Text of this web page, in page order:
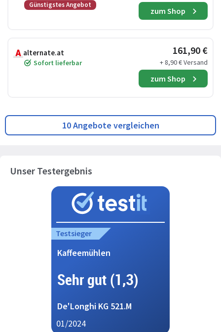
Günstigstes Angebot
zum Shop
alternate.at
Sofort lieferbar
161,90 €
+ 8,90 € Versand
zum Shop
10 Angebote vergleichen
Unser Testergebnis
Testsieger
Kaffeemühlen
Sehr gut (1,3)
De'Longhi KG 521.M
01/2024